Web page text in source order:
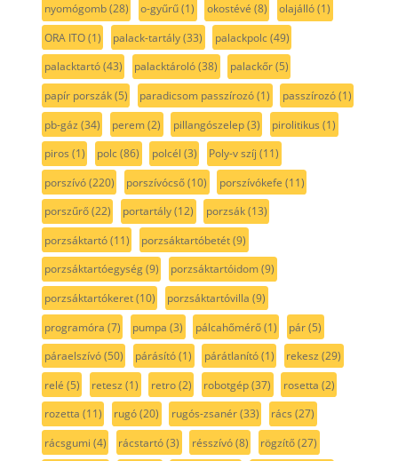
nyomógomb(28) o-gyűrű(1) okostévé (8) olajálló(1)
ORA ITO(1) palack-tartály(33) palackpolc(49)
palacktartó(43) palacktároló(38) palackőr(5)
papír porszák(5) paradicsom passzírozó(1) passzírozó(1)
pb-gáz (34) perem(2) pillangószelep(3) pirolitikus (1)
piros (1) polc(86) polcél (3) Poly-v szíj (11)
porszívó(220) porszívócső(10) porszívókefe (11)
porszűrő(22) portartály(12) porzsák(13)
porzsáktartó(11) porzsáktartóbetét(9)
porzsáktartóegység(9) porzsáktartóidom(9)
porzsáktartókeret(10) porzsáktartóvilla (9)
programóra (7) pumpa (3) pálcahőmérő(1) pár(5)
páraelszívó(50) párásító(1) párátlanító(1) rekesz (29)
relé (5) retesz (1) retro(2) robotgép(37) rosetta (2)
rozetta (11) rugó(20) rugós-zsanér(33) rács (27)
rácsgumi (4) rácstartó(3) résszívó(8) rögzítő(27)